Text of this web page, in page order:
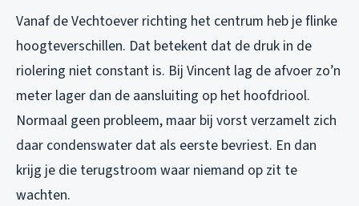
Vanaf de Vechtoever richting het centrum heb je flinke
hoogteverschillen. Dat betekent dat de druk in de
riolering niet constant is. Bij Vincent lag de afvoer zo’n
meter lager dan de aansluiting op het hoofdriool.
Normaal geen probleem, maar bij vorst verzamelt zich
daar condenswater dat als eerste bevriest. En dan
krijg je die terugstroom waar niemand op zit te
wachten.